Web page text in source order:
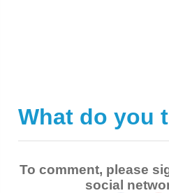
What do you
To comment, please
social